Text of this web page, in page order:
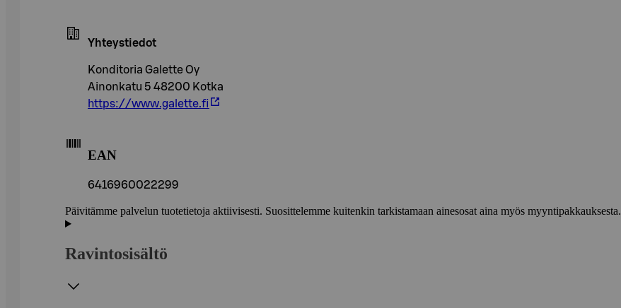
Yhteystiedot
Konditoria Galette Oy
Ainonkatu 5 48200 Kotka
https://www.galette.fi
EAN
6416960022299
Päivitämme palvelun tuotetietoja aktiivisesti. Suosittelemme kuitenkin tarkistamaan ainesosat aina myös myyntipakkauksesta.
Ravintosisältö